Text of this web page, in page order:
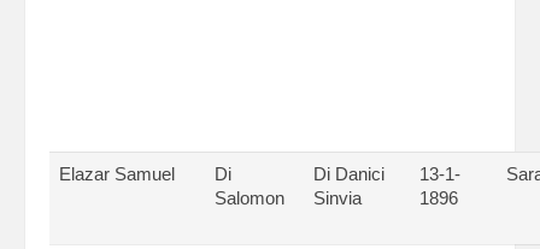
Elazar Samuel
Di
Salomon
Di Danici
Sinvia
13-1-
1896